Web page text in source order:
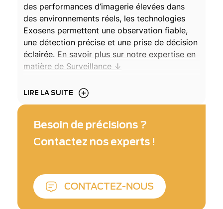
des performances d’imagerie élevées dans
des environnements réels, les technologies
Exosens permettent une observation fiable,
une détection précise et une prise de décision
éclairée. En savoir plus sur notre expertise en
matière de Surveillance ↓
LIRE LA SUITE
Besoin de précisions ?
Contactez nos experts !
CONTACTEZ-NOUS